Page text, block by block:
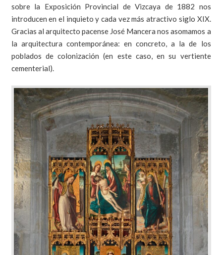
sobre la Exposición Provincial de Vizcaya de 1882 nos
introducen en el inquieto y cada vez más atractivo siglo XIX.
Gracias al arquitecto pacense José Mancera nos asomamos a
la arquitectura contemporánea: en concreto, a la de los
poblados de colonización (en este caso, en su vertiente
cementerial).